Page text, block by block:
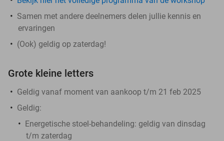
Samen met andere deelnemers delen jullie kennis en
ervaringen
(Ook) geldig op zaterdag!
Grote kleine letters
Geldig vanaf moment van aankoop t/m 21 feb 2025
Geldig:
Energetische stoel-behandeling: geldig van dinsdag
t/m zaterdag